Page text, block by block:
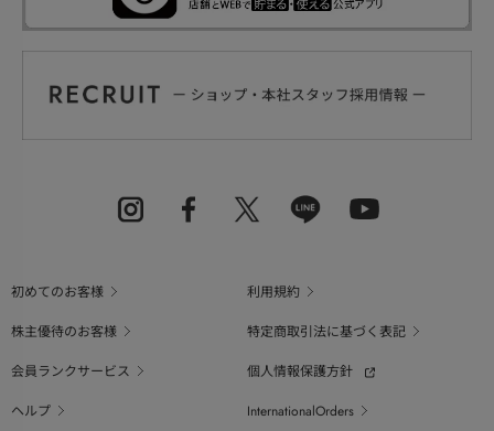
初めてのお客様
利用規約
株主優待のお客様
特定商取引法に基づく表記
会員ランクサービス
個人情報保護方針
ヘルプ
InternationalOrders